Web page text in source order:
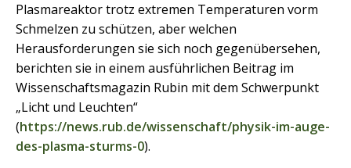
Plasmareaktor trotz extremen Temperaturen vorm
Schmelzen zu schützen, aber welchen
Herausforderungen sie sich noch gegenübersehen,
berichten sie in einem ausführlichen Beitrag im
Wissenschaftsmagazin Rubin mit dem Schwerpunkt
„Licht und Leuchten“
(https://news.rub.de/wissenschaft/physik-im-auge-
des-plasma-sturms-0).